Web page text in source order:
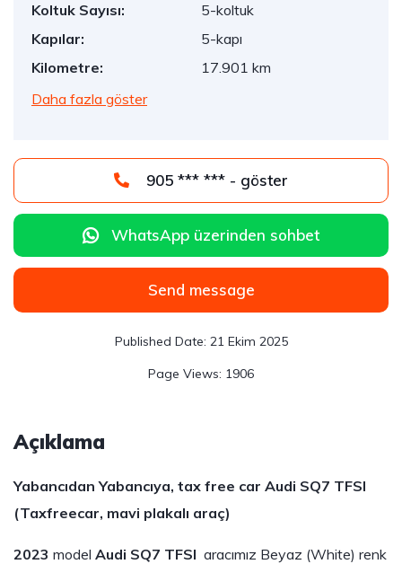
Koltuk Sayısı:
5-koltuk
Kapılar:
5-kapı
Kilometre:
17.901 km
Daha fazla göster
905 *** *** - göster
WhatsApp üzerinden sohbet
Send message
21 Ekim 2025
1906
Açıklama
Yabancıdan Yabancıya, tax free car Audi SQ7 TFSI
(Taxfreecar, mavi plakalı araç)
2023 model Audi SQ7 TFSI aracımız Beyaz (White) renk